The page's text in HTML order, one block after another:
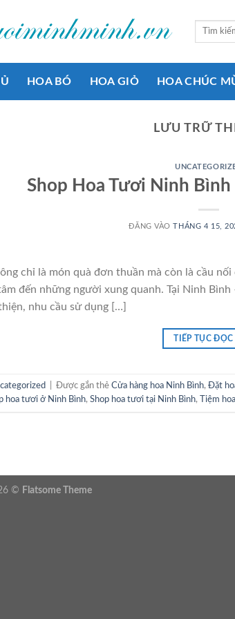
Tìm
HOA BÓ HOA GIỎ HOA CHÚC
LƯU TRỮ
Shop Hoa Tươi Ninh
ĐĂNG VÀOTHÁNG 4 15,
chỉ là món quà đơn thuần mà còn là cầu
đến những người xung quanh. Tại Ninh
nhu cầu sử dụng […]
TIẾP TỤC ĐỌC
Được gắn thẻ Cửa hàng hoa Ninh Bình, Đặt
hoa tươi ở Ninh Bình, Shop hoa tươi tại Ninh Bình, Tiệm
© Flatsome Theme